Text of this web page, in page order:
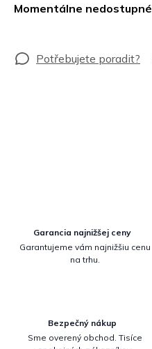
Momentálne nedostupné
Garancia najnižšej ceny
Garantujeme vám najnižšiu cenu
na trhu.
Bezpečný nákup
Sme overený obchod. Tisíce